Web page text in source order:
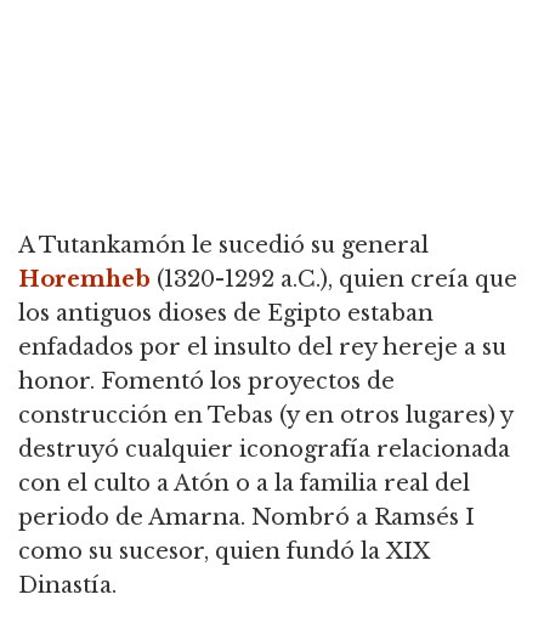
A Tutankamón le sucedió su general
Horemheb (1320-1292 a.C.), quien creía que
los antiguos dioses de Egipto estaban
enfadados por el insulto del rey hereje a su
honor. Fomentó los proyectos de
construcción en Tebas (y en otros lugares) y
destruyó cualquier iconografía relacionada
con el culto a Atón o a la familia real del
periodo de Amarna. Nombró a Ramsés I
como su sucesor, quien fundó la XIX
Dinastía.